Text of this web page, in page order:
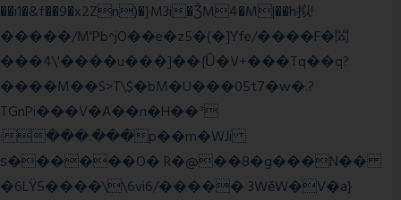
��i1�&f��9�x2Zn)�}M3i�ǮM4�M|��h拟!
�����/M'Pb^jO��e�z5�(�]Yfe/����F�閦
���4\'����u���]��{Ȕ�V+���Tq��q?
����M��S>T\$�bM�U���05t7�w�.?
TGnPi���V�A��n�H��ᐣ
:���.���p��m�WJi
ѕ������O� R�@��8�g���N��
�6LŸ5����\\6vi6/����� 3WěW�V�a}